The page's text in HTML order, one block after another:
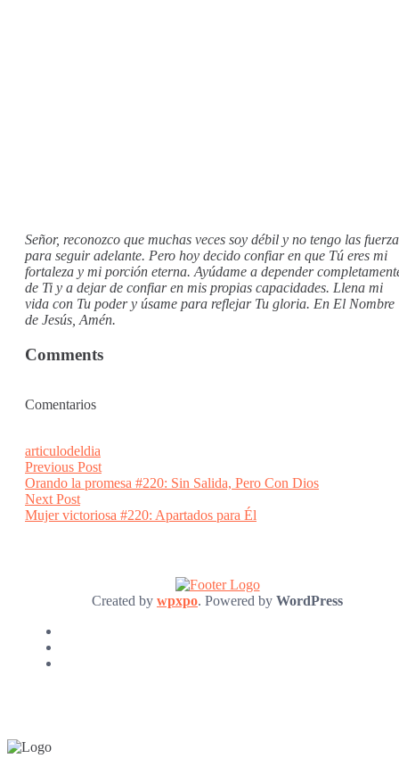
Señor, reconozco que muchas veces soy débil y no tengo las
para seguir adelante. Pero hoy decido confiar en que Tú eres mi
fortaleza y mi porción eterna. Ayúdame a depender
de Ti y a dejar de confiar en mis propias capacidades. Llena mi
vida con Tu poder y úsame para reflejar Tu gloria. En El Nombre
de Jesús, Amén.
Comments
Comentarios
articulodeldia
Post
navigation
Previous PostPrevious
post:
Orando la promesa #220: Sin Salida, Pero Con Dios
Next PostNext
post:
Mujer victoriosa #220: Apartados para Él
Created by wpxpo. Powered by WordPress